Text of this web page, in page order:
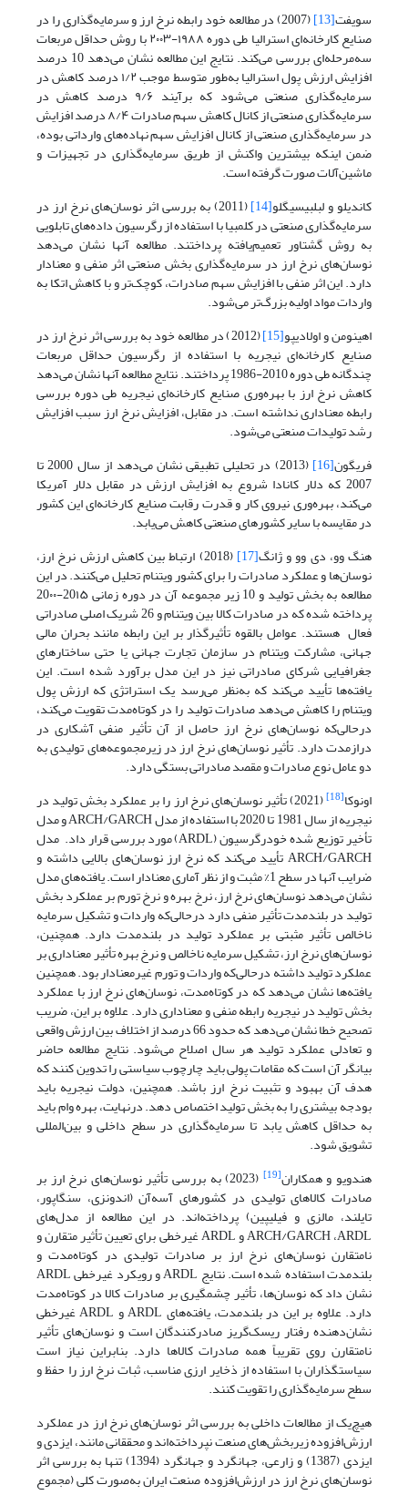
سویفت[13] (2007) در مطالعه خود رابطه نرخ ارز و سرمایه‌گذاری را در
صنایع کارخانه‌ای استرالیا طی دوره ۱۹۸۸-۲۰۰۳ با روش حداقل مربعات
سه‌مرحله‌ای بررسی می‌کند. نتایج این مطالعه نشان ‌می‌دهد 10 درصد
افزایش ارزش پول استرالیا به‌طور متوسط موجب ۱/۲ درصد کاهش در
سرمایه‌گذاری صنعتی می‌شود که برآیند ۹/۶ درصد کاهش در
سرمایه‌گذاری صنعتی از کانال کاهش سهم صادرات ۸/۴ درصد افزایش
در سرمایه‌گذاری صنعتی از کانال افزایش سهم نهاده‌های وارداتی بوده،
ضمن اینکه بیشترین واکنش از طریق سرمایه‌گذاری در تجهیزات و
ماشین‌آلات صورت گرفته است.
کاندیلو و لبلبیسیگلو[14] (2011) به بررسی اثر نوسان‌های نرخ ارز در
سرمایه‌گذاری صنعتی در کلمبیا با استفاده از رگرسیون داده‌های تابلویی
به ‌روش گشتاور تعمیم‌یافته پرداختند. مطالعه آنها نشان ‌می‌دهد
نوسان‌های نرخ ارز در سرمایه‌گذاری بخش صنعتی اثر منفی و معنادار
دارد. این اثر منفی با افزایش سهم صادرات، کوچک‌تر و با کاهش اتکا به
واردات مواد اولیه بزرگ‌تر می‌شود.
اهینومن و اولادیپو[15] (2012) در مطالعه خود به بررسی اثر نرخ ارز در
صنایع کارخانه‌ای نیجریه با استفاده از رگرسیون حداقل مربعات
چندگانه طی دوره 2010-1986 پرداختند. نتایج مطالعه آنها نشان‌ می‌دهد
کاهش نرخ ارز با بهره‌وری صنایع کارخانه‌ای نیجریه طی دوره بررسی
رابطه معناداری نداشته‌ است. در مقابل، افزایش نرخ ارز سبب افزایش
رشد تولیدات صنعتی می‌شود.
فریگون[16] (2013) در تحلیلی تطبیقی نشان ‌می‌دهد از سال 2000 تا
2007 که دلار کانادا شروع به افزایش ارزش در مقابل دلار آمریکا
می‌کند، بهره‌وری نیروی کار و قدرت رقابت صنایع کارخانه‌ای این کشور
در مقایسه با سایر کشورهای صنعتی کاهش می‌یابد.
هنگ وو، دی وو و ژانگ[17] (2018) ارتباط بین کاهش ارزش نرخ ارز،
نوسان‌ها و عملکرد صادرات را برای کشور ویتنام تحلیل می‌کنند. در این
مطالعه به بخش تولید و 10 زیر مجموعه آن در دوره زمانی 20۱۵-20۰۰
پرداخته شده که در صادرات کالا بین ویتنام و 26 شریک اصلی صادراتی
فعال هستند. عوامل بالقوه تأثیرگذار بر این رابطه مانند بحران مالی
جهانی، مشارکت ویتنام در سازمان تجارت جهانی یا حتی ساختارهای
جغرافیایی شرکای صادراتی نیز در این مدل برآورد شده است. این
یافته‌ها تأیید می‌کند که به‌نظر می‌رسد یک استراتژی که ارزش پول
ویتنام را کاهش می‌دهد صادرات تولید را در کوتاه‌مدت تقویت می‌کند،
درحالی‌که نوسان‌های نرخ ارز حاصل از آن تأثیر منفی آشکاری در
درازمدت دارد. تأثیر نوسان‌های نرخ ارز در زیرمجموعه‌های تولیدی به
دو عامل نوع صادرات و مقصد صادراتی بستگی دارد.
اونوکا[18] (2021) تأثیر نوسان‌های نرخ ارز را بر عملکرد بخش تولید در
نیجریه از سال 1981 تا 2020 با استفاده از مدل ARCH/GARCH و مدل
تأخیر توزیع شده خودرگرسیون (ARDL) مورد بررسی قرار داد. مدل
ARCH/GARCH تأیید می‌کند که نرخ ارز نوسان‌های بالایی داشته و
ضرایب آنها در سطح 1% مثبت و از نظر آماری معنا‌دار است. یافته‌های مدل
نشان ‌می‌دهد نوسان‌های نرخ ارز، نرخ بهره و نرخ تورم بر عملکرد بخش
تولید در بلندمدت تأثیر منفی دارد در‌حالی‌که واردات و تشکیل سرمایه
ناخالص تأثیر مثبتی بر عملکرد تولید در بلندمدت دارد. همچنین،
نوسان‌های نرخ ارز، تشکیل سرمایه ناخالص و نرخ بهره تأثیر معنا‌داری بر
عملکرد تولید داشته در‌حالی‌که واردات و تورم غیر‌معنادار بود. همچنین
یافته‌ها نشان‌ می‌دهد که در کوتاه‌مدت، نوسان‌های نرخ ارز با عملکرد
بخش تولید در نیجریه رابطه منفی و معناداری دارد. علاوه بر این، ضریب
تصحیح خطا نشان‌ می‌دهد که حدود 66 درصد از اختلاف بین ارزش واقعی
و تعادلی عملکرد تولید هر سال اصلاح می‌شود. نتایج مطالعه حاضر
بیانگر آن است که مقامات پولی باید چارچوب سیاستی را تدوین کنند که
هدف آن بهبود و تثبیت نرخ ارز باشد. همچنین، دولت نیجریه باید
بودجه بیشتری را به بخش تولید اختصاص دهد. در‌نهایت، بهره وام باید
به حداقل کاهش یابد تا سرمایه‌گذاری در سطح داخلی و بین‌المللی
تشویق شود.
هندویو و همکاران[19] (2023) به بررسی تأثیر نوسان‌های نرخ ارز بر
صادرات کالاهای تولیدی در کشورهای آسه‌آن (اندونزی، سنگاپور،
تایلند، مالزی و فیلیپین) پرداخته‌اند. در این مطالعه از مدل‌های
ARCH/GARCH ،ARDL و ARDL غیرخطی برای تعیین تأثیر متقارن و
نامتقارن نوسان‌های‌ نرخ ارز بر صادرات تولیدی در کوتاه‌مدت و
بلندمدت استفاده شده ‌است. نتایج ARDL و رویکرد غیرخطی ARDL
نشان داد که نوسان‌ها، تأثیر چشمگیری بر صادرات کالا در کوتاه‌مدت
دارد. علاوه بر این در بلندمدت، یافته‌های ARDL و ARDL غیرخطی
نشان‌دهنده رفتار ریسک‌گریز صادرکنندگان است و نوسان‌های تأثیر
نامتقارن روی تقریباً همه صادرات کالاها دارد. بنابراین نیاز است
سیاستگذاران با استفاده از ذخایر ارزی مناسب، ثبات نرخ ارز را حفظ و
سطح سرمایه‌گذاری را تقویت کنند.
هیچ‌یک از مطالعات داخلی به بررسی اثر نوسان‌های نرخ ارز در عملکرد
ارزش‌افزوده زیر‌بخش‌های صنعت نپرداخته‌اند و محققانی مانند، ایزدی و
ایزدی (1387) و زارعی، جهانگرد و جهانگرد (1394) تنها به بررسی اثر
نوسان‌های نرخ ارز در ارزش‌افزوده صنعت ایران به‌صورت کلی (مجموع